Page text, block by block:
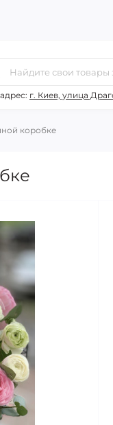
г. Киев, улица
коробке